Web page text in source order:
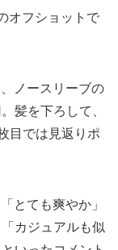
オフショットで
ノースリーブの
髪を下ろして、
目では見返りポ
とても爽やか」
カジュアルも似